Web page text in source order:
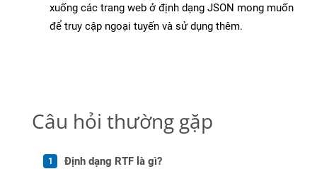
xuống các trang web ở định dạng JSON mong muốn
để truy cập ngoại tuyến và sử dụng thêm.
Câu hỏi thường gặp
Định dạng RTF là gì?